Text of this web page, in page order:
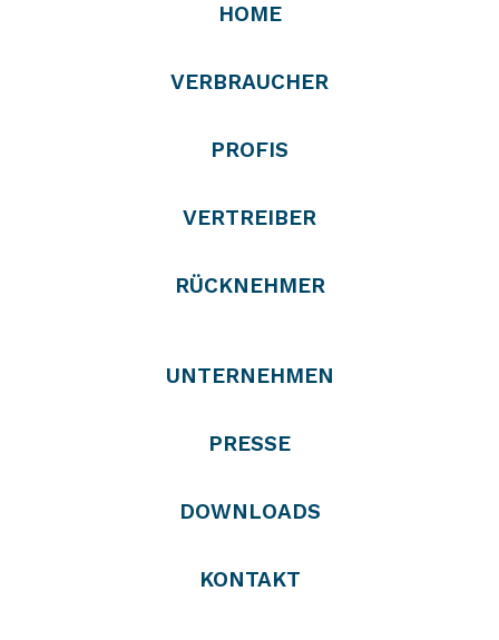
HOME
VERBRAUCHER
PROFIS
VERTREIBER
RÜCKNEHMER
UNTERNEHMEN
PRESSE
DOWNLOADS
KONTAKT